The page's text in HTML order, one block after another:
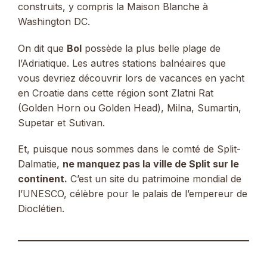
construits, y compris la Maison Blanche à
Washington DC.
On dit que Bol possède la plus belle plage de
l’Adriatique. Les autres stations balnéaires que
vous devriez découvrir lors de vacances en yacht
en Croatie dans cette région sont Zlatni Rat
(Golden Horn ou Golden Head), Milna, Sumartin,
Supetar et Sutivan.
Et, puisque nous sommes dans le comté de Split-
Dalmatie, ne manquez pas la ville de Split sur le
continent. C’est un site du patrimoine mondial de
l’UNESCO, célèbre pour le palais de l’empereur de
Dioclétien.